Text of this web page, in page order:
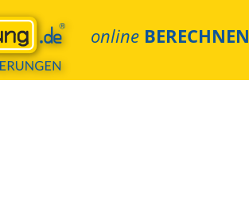
online BERECHNEN